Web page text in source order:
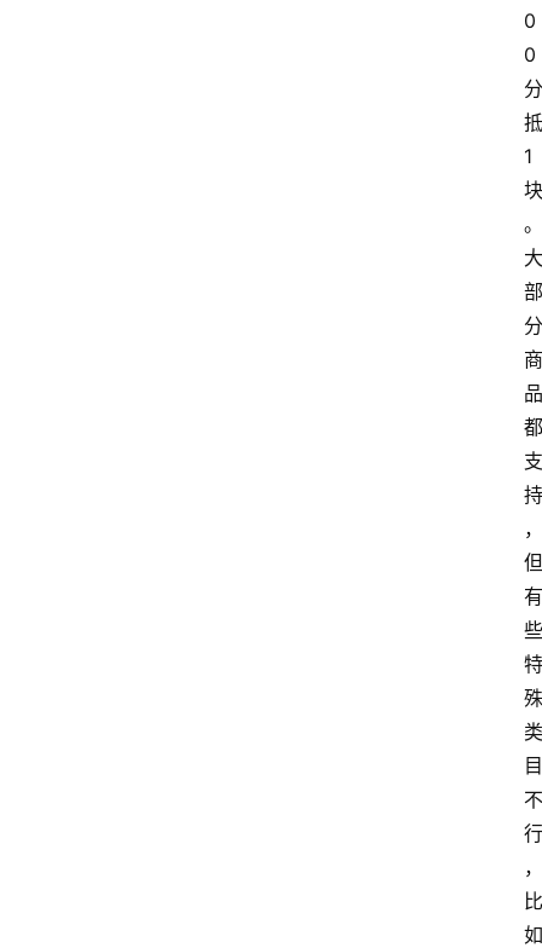
0
0
分
抵
1
块
。
大
部
分
商
品
都
支
持
，
但
有
些
特
殊
类
目
不
行
，
比
如